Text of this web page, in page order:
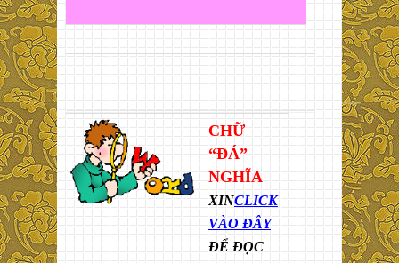
CHỮ
“ĐÁ”
NGHĨA
XINCLICK
VÀO ĐÂY
ĐỂ ĐỌC